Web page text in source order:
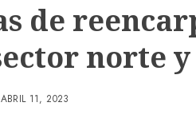
de
norte
ABRIL 11, 2023